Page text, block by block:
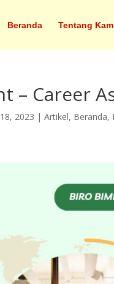
Beranda Tentang
– Career
2023 |Artikel, Beranda,